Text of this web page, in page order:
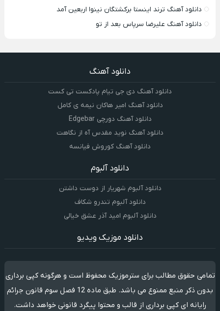
دانلود آهنگ ترند اینستا برکشتگان نینوا اربعین آمد
دانلود آهنگ علیرضا سرپاس بعد از تو
دانلود آهنگ
دانلود آهنگ دی جی تیام پادکست تی کست
دانلود آهنگ امیر هاکان نیمه ی کامل
دانلود آهنگ دورچی Edgebar
دانلود آهنگ نوید مقدس آه از نگاهت
دانلود آهنگ کوروش فیانسه
دانلود آلبوم
دانلود آلبوم شهریار از دوست داشتن
دانلود آلبوم تندرو شکاف
دانلود آلبوم امید آذر عشق خیالی
دانلود موزیک ویدیو
تمامی حقوق مطالب برای سترموزیک محفوظ است و هرگونه کپی برداری
بدون ذکر منبع ممنوع می باشد. طبق ماده 12 فصل سوم قانون جرائم
رایانه ای کپی برداری از قالب و محتوا پیگرد قانونی خواهد داشت.